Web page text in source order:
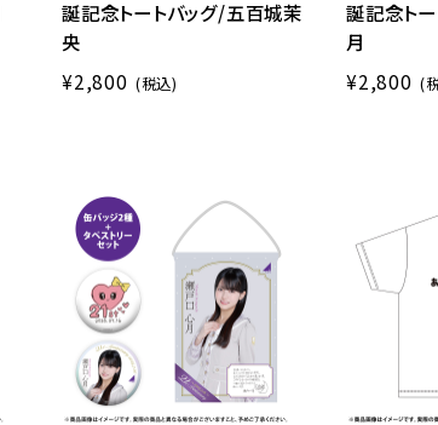
誕記念トートバッグ/五百城茉
央
¥2,800 (税込)
誕記念ト
月
¥2,800 (